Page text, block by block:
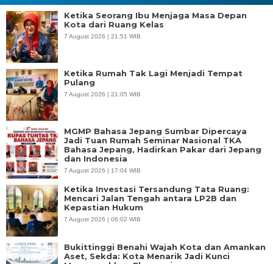
Ketika Seorang Ibu Menjaga Masa Depan
Kota dari Ruang Kelas
7 August 2026 | 21:51 WIB
Ketika Rumah Tak Lagi Menjadi Tempat
Pulang
7 August 2026 | 21:05 WIB
MGMP Bahasa Jepang Sumbar Dipercaya
Jadi Tuan Rumah Seminar Nasional TKA
Bahasa Jepang, Hadirkan Pakar dari Jepang
dan Indonesia
7 August 2026 | 17:04 WIB
Ketika Investasi Tersandung Tata Ruang:
Mencari Jalan Tengah antara LP2B dan
Kepastian Hukum
7 August 2026 | 06:02 WIB
Bukittinggi Benahi Wajah Kota dan Amankan
Aset, Sekda: Kota Menarik Jadi Kunci